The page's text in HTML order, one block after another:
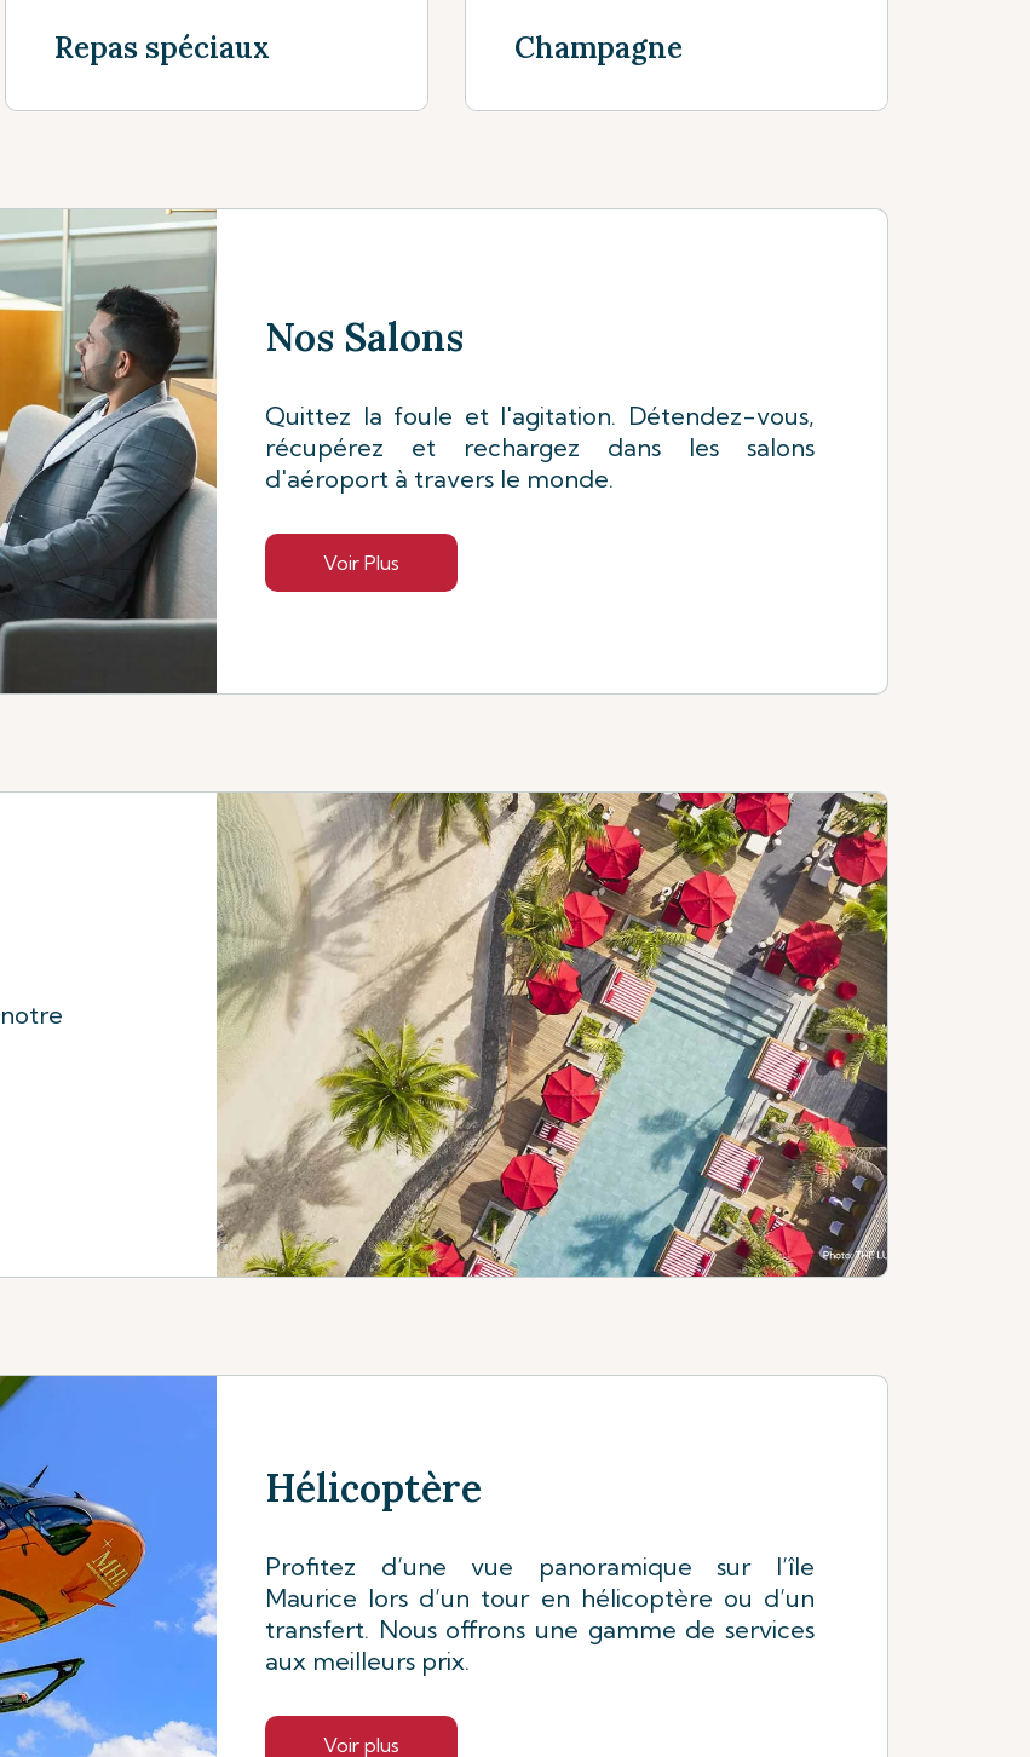
Repas spéciaux
Voir plus
Champagne
Nos Salons
Quittez la foule et l'agitation. Détendez-vous,
récupérez et rechargez dans les salons
d'aéroport à travers le monde.
Voir Plus
Hélicoptère
Profitez d’une vue panoramique sur l’île
Maurice lors d’un tour en hélicoptère ou d’un
transfert. Nous offrons une gamme de services
aux meilleurs prix.
Voir plus